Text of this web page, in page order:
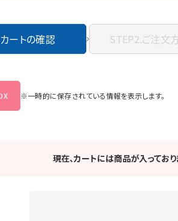
カートの確認 STEP2.ご注文
※一時的に保存されている情報を表示します。
現在、カートには商品が入ってお